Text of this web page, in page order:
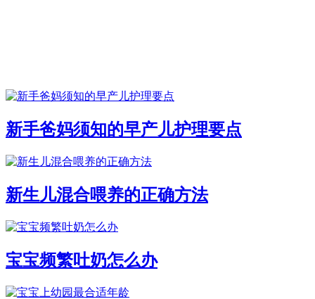
新手爸妈须知的早产儿护理要点
新生儿混合喂养的正确方法
宝宝频繁吐奶怎么办